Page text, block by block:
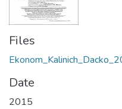
Files
Date
2015